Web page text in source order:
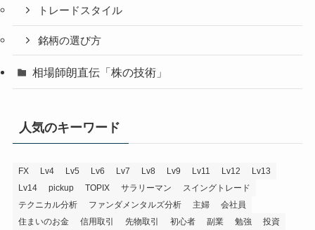
トレードスタイル
銘柄の選び方
相場師朗直伝「株の技術」
人気のキーワード
FX Lv4 Lv5 Lv6 Lv7 Lv8 Lv9 Lv11 Lv12
Lv13
Lv14
pickup TOPIX サラリーマン
スイングトレード
テクニカル分析
ファンダメンタルズ分析 主婦
会社員
住まいのお金
信用取引 先物取引 初心者 副業 勉強 投資